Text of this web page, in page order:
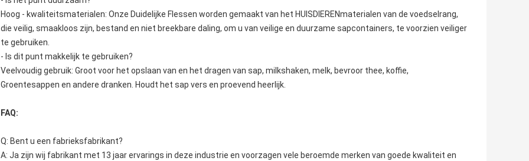
Hoog - kwaliteitsmaterialen: Onze Duidelijke Flessen worden gemaakt van het HUISDIERENmaterialen van de voedselrang,
die veilig, smaakloos zijn, bestand en niet breekbare daling, om u van veilige en duurzame sapcontainers, te voorzien veiliger
te gebruiken.
- Is dit punt makkelijk te gebruiken?
Veelvoudig gebruik: Groot voor het opslaan van en het dragen van sap, milkshaken, melk, bevroor thee, koffie,
Groentesappen en andere dranken. Houdt het sap vers en proevend heerlijk.
FAQ:
Q: Bent u een fabrieksfabrikant?
A: Ja zijn wij fabrikant met 13 jaar ervarings in deze industrie en voorzagen vele beroemde merken van goede kwaliteit en